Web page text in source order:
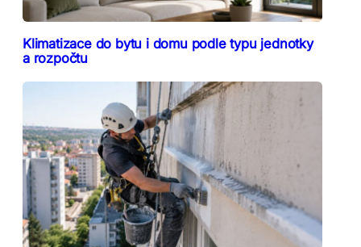
Klimatizace do bytu i domu podle typu jednotky
a rozpočtu